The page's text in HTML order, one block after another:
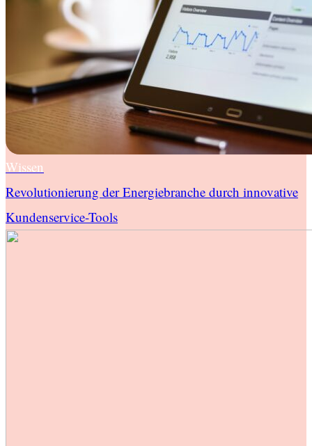
Wissen
Revolutionierung der Energiebranche durch innovative
Kundenservice-Tools